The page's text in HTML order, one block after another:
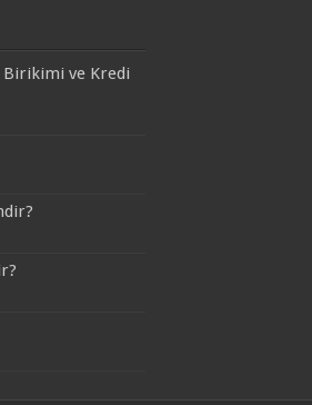
Birikimi ve Kredi